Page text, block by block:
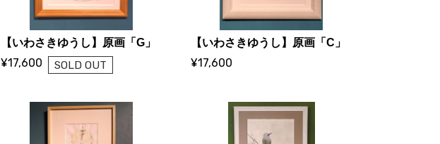
【いわさきゆうし】原画「G」
¥17,600 SOLD OUT
【いわさきゆうし】原画「C」
¥17,600